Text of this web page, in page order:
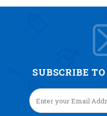
SUBSCRIBE